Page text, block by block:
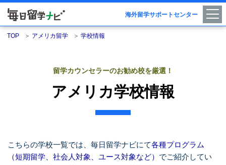
海外留学サポートセンター
TOP ＞ アメリカ留学 ＞ 学校情報
留学カウンセラーのお勧め校を厳選！
アメリカ学校情報
こちらの学校一覧では、毎日留学ナビにて各種プログラム
（短期留学、社会人対象、ユース対象など） でご紹介してい